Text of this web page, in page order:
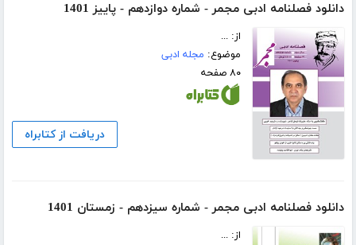
دانلود فصلنامه ادبی مجمر - شماره دوازدهم - پاییز 1401
از: ...
موضوع: مجله ادبی
۸۰ صفحه
دریافت از کتابراه
دانلود فصلنامه ادبی مجمر - شماره سیزدهم - زمستان 1401
از: ...